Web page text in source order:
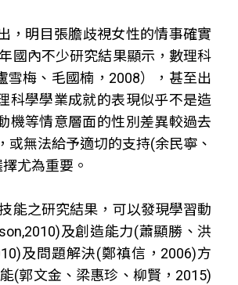
，明目張膽歧視女性的情事確實
國內不少研究結果顯示，數理科
雪梅、毛國楠，2008），甚至出
科學學業成就的表現似乎不是造
機等情意層面的性別差異較過去
無法給予適切的支持(余民寧、
尤為重要。
能之研究結果，可以發現學習動
及創造能力(蕭顯勝、洪
及問題解決(鄭禛信，2006)方
(郭文金、梁惠珍、柳賢，2015)